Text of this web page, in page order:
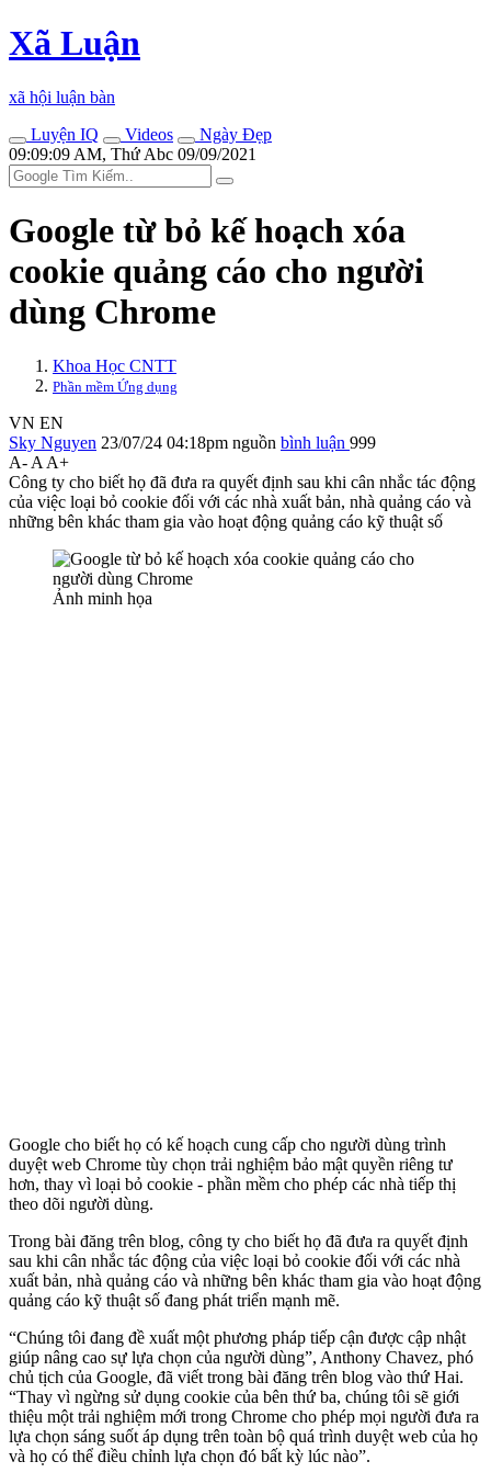
Xã Luận
xã hội luận bàn
Luyện IQ
Videos
Ngày Đẹp
09:09:09 AM, Thứ Abc 09/09/2021
Google từ bỏ kế hoạch xóa
cookie quảng cáo cho người
dùng Chrome
Khoa Học CNTT
Phần mềm Ứng dụng
VN EN
Sky Nguyen 23/07/24 04:18pm nguồn bình luận 999
A- A A+
Công ty cho biết họ đã đưa ra quyết định sau khi cân nhắc tác động
của việc loại bỏ cookie đối với các nhà xuất bản, nhà quảng cáo và
những bên khác tham gia vào hoạt động quảng cáo kỹ thuật số
Ảnh minh họa
Google cho biết họ có kế hoạch cung cấp cho người dùng trình
duyệt web Chrome tùy chọn trải nghiệm bảo mật quyền riêng tư
hơn, thay vì loại bỏ cookie - phần mềm cho phép các nhà tiếp thị
theo dõi người dùng.
Trong bài đăng trên blog, công ty cho biết họ đã đưa ra quyết định
sau khi cân nhắc tác động của việc loại bỏ cookie đối với các nhà
xuất bản, nhà quảng cáo và những bên khác tham gia vào hoạt động
quảng cáo kỹ thuật số đang phát triển mạnh mẽ.
“Chúng tôi đang đề xuất một phương pháp tiếp cận được cập nhật
giúp nâng cao sự lựa chọn của người dùng”, Anthony Chavez, phó
chủ tịch của Google, đã viết trong bài đăng trên blog vào thứ Hai.
“Thay vì ngừng sử dụng cookie của bên thứ ba, chúng tôi sẽ giới
thiệu một trải nghiệm mới trong Chrome cho phép mọi người đưa ra
lựa chọn sáng suốt áp dụng trên toàn bộ quá trình duyệt web của họ
và họ có thể điều chỉnh lựa chọn đó bất kỳ lúc nào”.